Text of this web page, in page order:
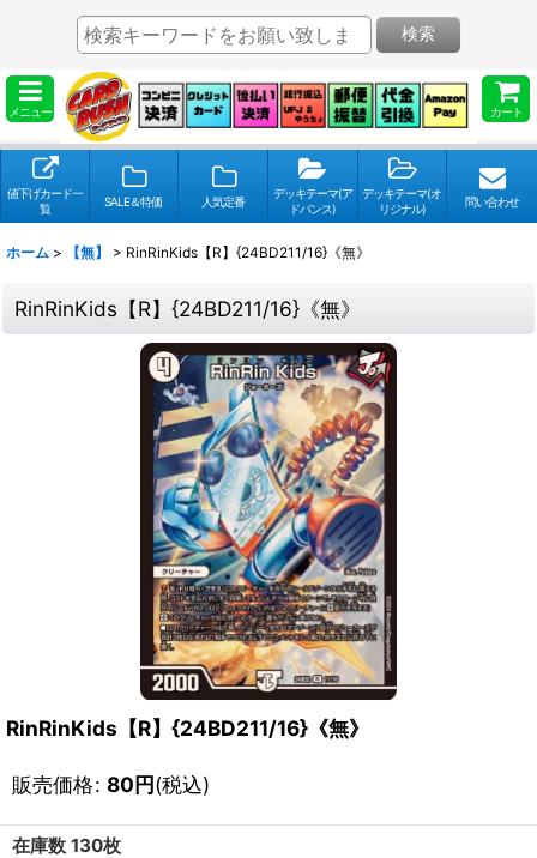
メニュー カート
検索
値下げカード一
覧
SALE＆特価 人気定番
デッキテーマ(ア
ドバンス)
デッキテーマ(オ
リジナル)
問い合わせ
ホーム > 【無】 > RinRinKids【R】{24BD211/16}《無》
RinRinKids【R】{24BD211/16}《無》
RinRinKids【R】{24BD211/16}《無》
販売価格: 80円(税込)
在庫数 130枚